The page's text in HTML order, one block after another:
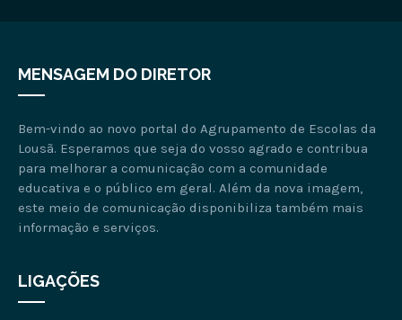
MENSAGEM DO DIRETOR
Bem-vindo ao novo portal do Agrupamento de Escolas da
Lousã. Esperamos que seja do vosso agrado e contribua
para melhorar a comunicação com a comunidade
educativa e o público em geral. Além da nova imagem,
este meio de comunicação disponibiliza também mais
informação e serviços.
LIGAÇÕES